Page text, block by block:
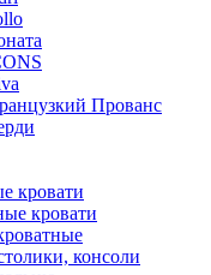
Прованс
кровати
кровати
консоли